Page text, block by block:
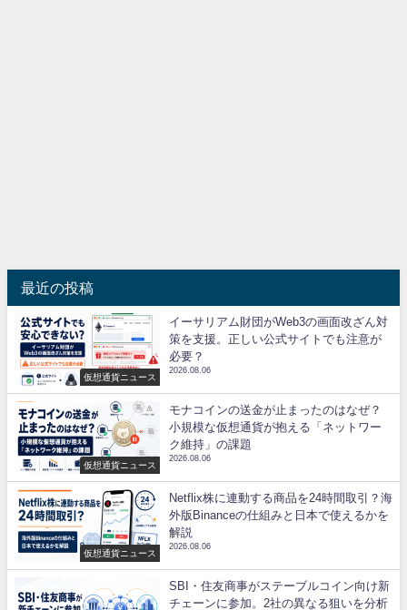
最近の投稿
仮想通貨ニュース
イーサリアム財団がWeb3の画面改ざん対
策を支援。正しい公式サイトでも注意が
必要？
2026.08.06
仮想通貨ニュース
モナコインの送金が止まったのはなぜ？
小規模な仮想通貨が抱える「ネットワー
ク維持」の課題
2026.08.06
仮想通貨ニュース
Netflix株に連動する商品を24時間取引？海
外版Binanceの仕組みと日本で使えるかを
解説
2026.08.06
SBI・住友商事がステーブルコイン向け新
チェーンに参加。2社の異なる狙いを分析